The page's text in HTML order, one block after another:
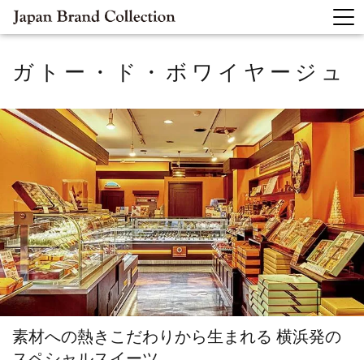
ガトー・ド・ボワイヤージュ
素材への熱きこだわりから生まれる 横浜発の